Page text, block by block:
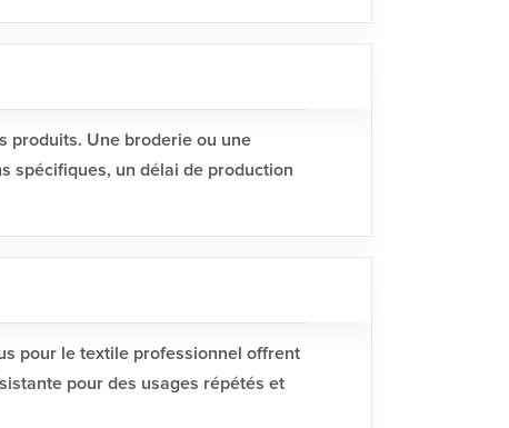
produits. Une broderie ou une
spécifiques, un délai de production
pour le textile professionnel offrent
pour des usages répétés et